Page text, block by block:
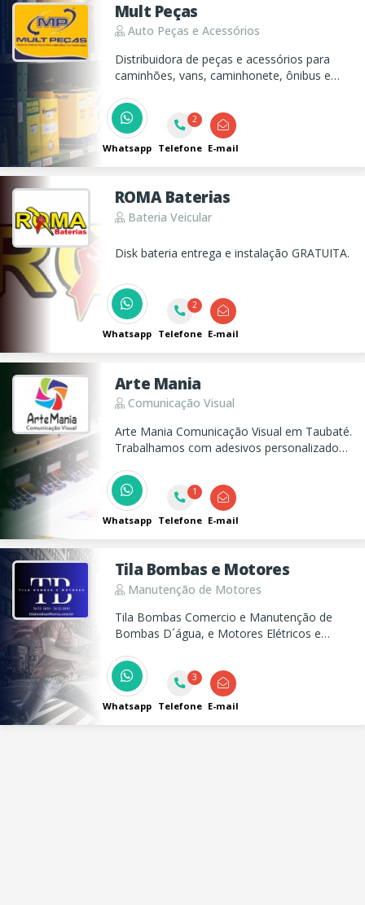
Mult Peças
Auto Peças e Acessórios
Distribuidora de peças e acessórios para
caminhões, vans, caminhonete, ônibus e
em toda linha Diesel.
Whatsapp
2
Telefone E-mail
ROMA Baterias
Bateria Veicular
Disk bateria entrega e instalação GRATUITA.
Whatsapp
2
Telefone E-mail
Arte Mania
Comunicação Visual
Arte Mania Comunicação Visual em Taubaté.
Trabalhamos com adesivos personalizados
bom preço é aqui! Atendimento online com
entrega garantida.
Whatsapp
1
Telefone E-mail
Tila Bombas e Motores
Manutenção de Motores
Tila Bombas Comercio e Manutenção de
Bombas D´água, e Motores Elétricos e
Whatsapp
3
Telefone E-mail